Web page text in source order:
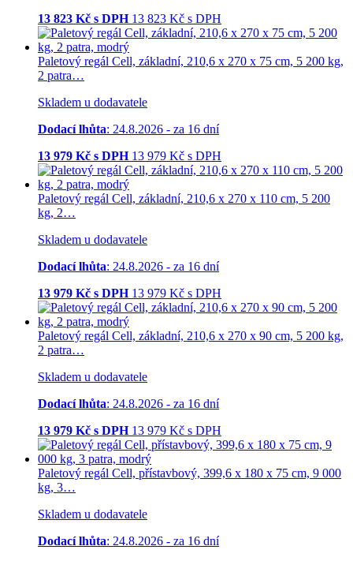
13 823 Kč s DPH 13 823 Kč s DPH
Paletový regál Cell, základní, 210,6 x 270 x 75 cm, 5 200 kg,
2 patra…
Skladem u dodavatele
Dodací lhůta: 24.8.2026 - za 16 dní
13 979 Kč s DPH 13 979 Kč s DPH
Paletový regál Cell, základní, 210,6 x 270 x 110 cm, 5 200
kg, 2…
Skladem u dodavatele
Dodací lhůta: 24.8.2026 - za 16 dní
13 979 Kč s DPH 13 979 Kč s DPH
Paletový regál Cell, základní, 210,6 x 270 x 90 cm, 5 200 kg,
2 patra…
Skladem u dodavatele
Dodací lhůta: 24.8.2026 - za 16 dní
13 979 Kč s DPH 13 979 Kč s DPH
Paletový regál Cell, přístavbový, 399,6 x 180 x 75 cm, 9 000
kg, 3…
Skladem u dodavatele
Dodací lhůta: 24.8.2026 - za 16 dní